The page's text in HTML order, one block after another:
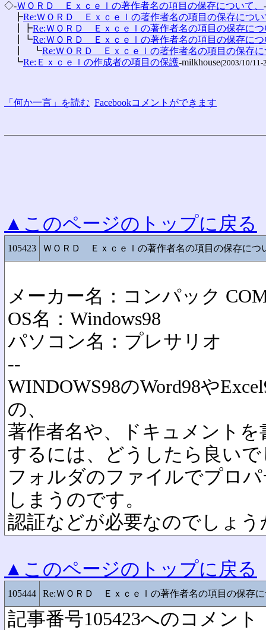
◇-ＷＯＲＤ　Ｅｘｃｅｌの著作者名の項目の保存について、
┣Re:ＷＯＲＤ　Ｅｘｃｅｌの著作者名の項目の保存につ
┃┣Re:ＷＯＲＤ　Ｅｘｃｅｌの著作者名の項目の保存に
┃┗Re:ＷＯＲＤ　Ｅｘｃｅｌの著作者名の項目の保存に
┃　┗Re:ＷＯＲＤ　Ｅｘｃｅｌの著作者名の項目の保存
┗Re:Ｅｘｃｅｌの作成者の項目の保護-milkhouse(2003/10/11-
「何か一言」を読む Facebookコメントができます
▲このページのトップに戻る
105423 ＷＯＲＤ Ｅｘｃｅｌの著作者名の項目の保存につ
メーカー名：コンパック
OS名：Windows98
パソコン名：プレサリオ
--
WINDOWS98のWord98や
の、
著作者名や、ドキュメント
するには、どうしたら良い
フォルダのファイルでプロ
しまうのです。
認証などが必要なのでしょう
▲このページのトップに戻る
105444 Re:ＷＯＲＤ Ｅｘｃｅｌの著作者名の項目の保存
記事番号105423へのコメント